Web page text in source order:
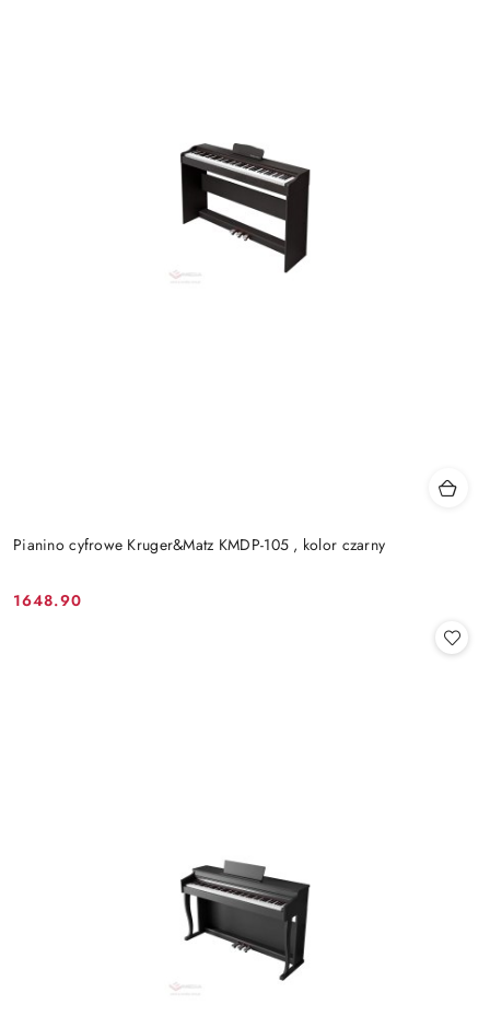
Pianino cyfrowe Kruger&Matz KMDP-105 , kolor czarny
Cena:
1648.90